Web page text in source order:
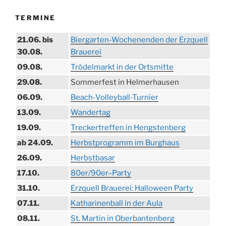
TERMINE
21.06. bis
30.08.
Biergarten-Wochenenden der Erzquell
Brauerei
09.08.
Trödelmarkt in der Ortsmitte
29.08.
Sommerfest in Helmerhausen
06.09.
Beach-Volleyball-Turnier
13.09.
Wandertag
19.09.
Treckertreffen in Hengstenberg
ab 24.09.
Herbstprogramm im Burghaus
26.09.
Herbstbasar
17.10.
80er/90er–Party
31.10.
Erzquell Brauerei: Halloween Party
07.11.
Katharinenball in der Aula
08.11.
St. Martin in Oberbantenberg